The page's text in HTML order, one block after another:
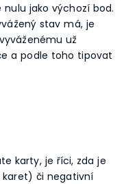
jako výchozí bod.
stav má, je
už
a podle toho tipovat
karty, je říci, zda je
či negativní